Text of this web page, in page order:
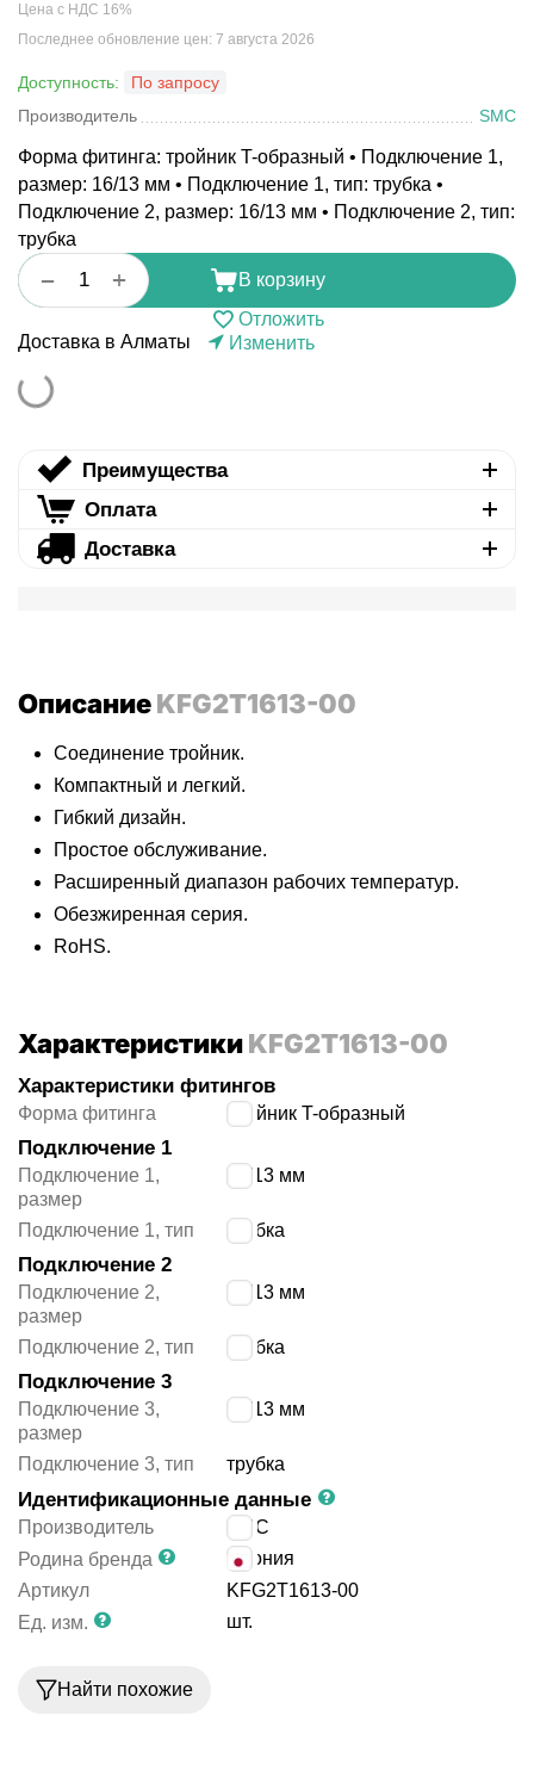
Цена с НДС 16%
Последнее обновление цен: 7 августа 2026
Доступность:
По запросу
Производитель
SMC
Форма фитинга: тройник T-образный • Подключение 1,
размер: 16/13 мм • Подключение 1, тип: трубка •
Подключение 2, размер: 16/13 мм • Подключение 2, тип:
трубка
+
−
В корзину
Отложить
Доставка в Алматы
Изменить
Преимущества
Оплата
Доставка
ОписаниеKFG2T1613-00
Соединение тройник.
Компактный и легкий.
Гибкий дизайн.
Простое обслуживание.
Расширенный диапазон рабочих температур.
Обезжиренная серия.
RoHS.
ХарактеристикиKFG2T1613-00
Характеристики фитингов
Форма фитинга тройник T-образный
Подключение 1
Подключение 1,
размер
16/13 мм
Подключение 1, тип трубка
Подключение 2
Подключение 2,
размер
16/13 мм
Подключение 2, тип трубка
Подключение 3
Подключение 3,
размер
16/13 мм
Подключение 3, тип трубка
Идентификационные данные
Производитель
SMC
Родина бренда
Япония
Артикул
KFG2T1613-00
Ед. изм.
шт.
Найти похожие